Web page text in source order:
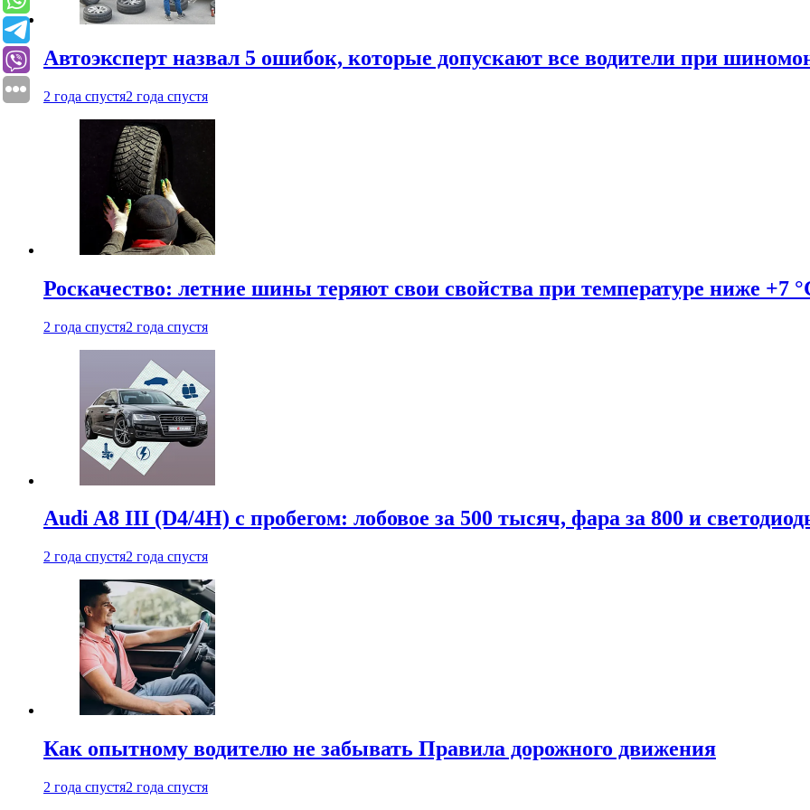
Автоэксперт назвал 5 ошибок, которые допускают все водители при
2 года спустя2 года спустя
Роскачество: летние шины теряют свои свойства при температуре ниже +7
2 года спустя2 года спустя
Audi A8 III (D4/4H) c пробегом: лобовое за 500 тысяч, фара за 800 и
2 года спустя2 года спустя
Как опытному водителю не забывать Правила дорожного движения
2 года спустя2 года спустя